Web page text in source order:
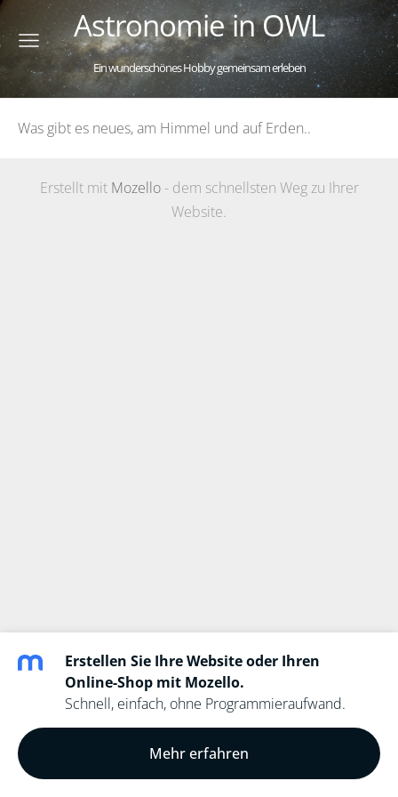
Astronomie in OWL
Ein wunderschönes Hobby gemeinsam erleben
Was gibt es neues, am Himmel und auf Erden..
Erstellt mit Mozello- dem schnellsten Weg zu Ihrer
Website.
Erstellen Sie Ihre Website oder Ihren
Online-Shop mit Mozello.
Schnell, einfach, ohne Programmieraufwand.
Mehr erfahren